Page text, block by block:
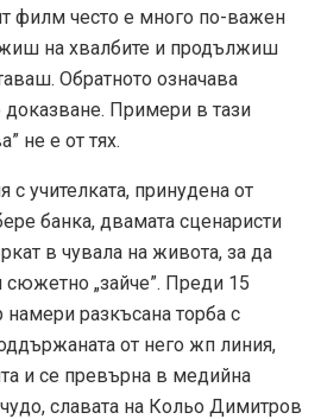
филм често е много по-важен
на хвалбите и продължиш
Обратното означава
Примери в тази
не е от тях.
с учителката, принудена от
банка, двамата сценаристи
в чувала на живота, за да
сюжетно „зайче”. Преди 15
разкъсана торба с
от него жп линия,
и се превърна в медийна
славата на Кольо Димитров